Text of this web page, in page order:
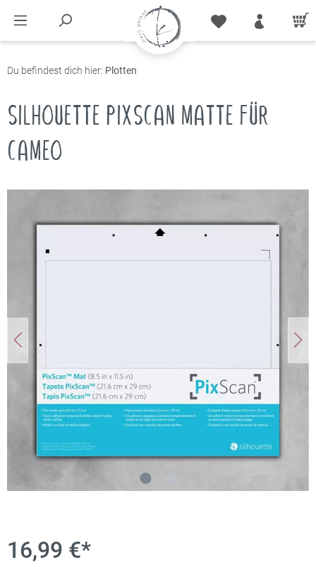
Du befindest dich hier: Plotten
SILHOUETTE PIXSCAN MATTE FÜR
CAMEO
16,99 €*